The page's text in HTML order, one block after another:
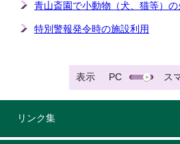
青山斎園で小動物（犬、猫等）
特別警報発令時の施設利用
表示 PC ス
リンク集